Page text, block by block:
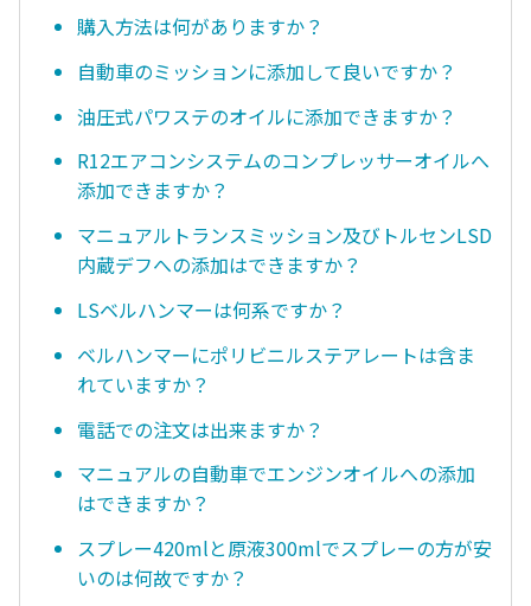
購入方法は何がありますか？
自動車のミッションに添加して良いですか？
油圧式パワステのオイルに添加できますか？
R12エアコンシステムのコンプレッサーオイルへ
添加できますか？
マニュアルトランスミッション及びトルセンLSD
内蔵デフへの添加はできますか？
LSベルハンマーは何系ですか？
ベルハンマーにポリビニルステアレートは含ま
れていますか？
電話での注文は出来ますか？
マニュアルの自動車でエンジンオイルへの添加
はできますか？
スプレー420mlと原液300mlでスプレーの方が安
いのは何故ですか？